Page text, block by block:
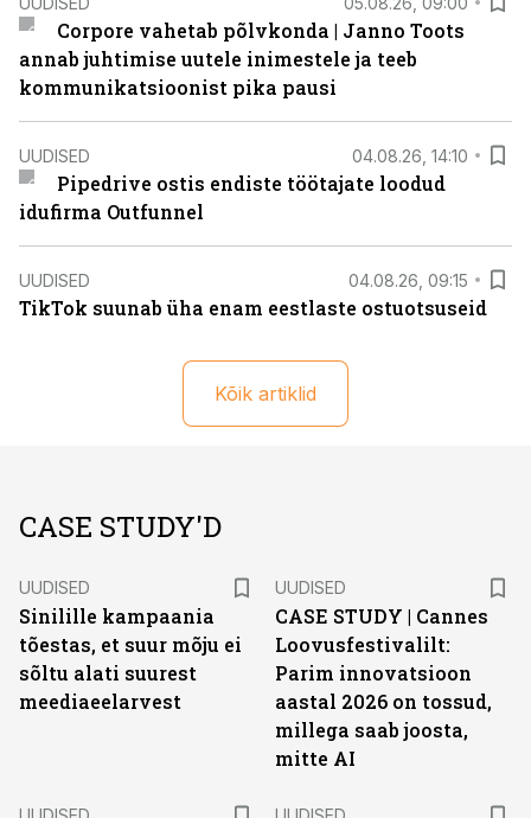
Corpore vahetab põlvkonda | Janno Toots
annab juhtimise uutele inimestele ja teeb
kommunikatsioonist pika pausi
UUDISED 04.08.26, 14:10
Pipedrive ostis endiste töötajate loodud
idufirma Outfunnel
UUDISED 04.08.26, 09:15
TikTok suunab üha enam eestlaste ostuotsuseid
Kõik artiklid
CASE STUDY'D
UUDISED
Sinilille kampaania
tõestas, et suur mõju ei
sõltu alati suurest
meediaeelarvest
UUDISED
CASE STUDY | Cannes
Loovusfestivalilt:
Parim innovatsioon
aastal 2026 on tossud,
millega saab joosta,
mitte AI